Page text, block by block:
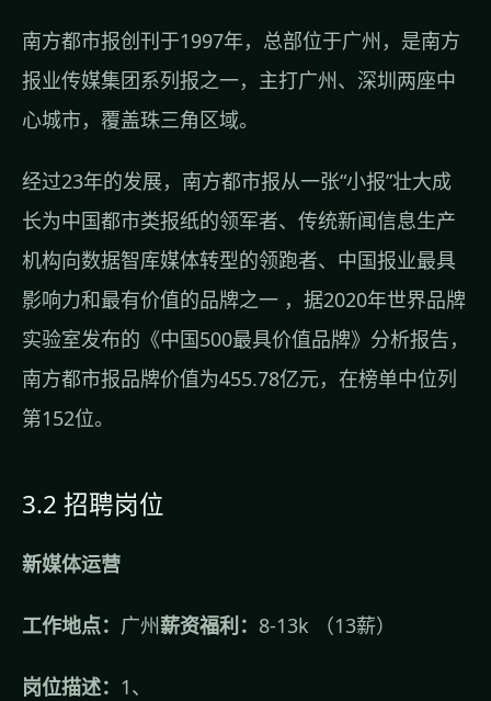
南方都市报创刊于1997年，总部位于广州，是南方
报业传媒集团系列报之一，主打广州、深圳两座中
心城市，覆盖珠三角区域。
经过23年的发展，南方都市报从一张“小报”壮大成
长为中国都市类报纸的领军者、传统新闻信息生产
机构向数据智库媒体转型的领跑者、中国报业最具
影响力和最有价值的品牌之一 ，据2020年世界品牌
实验室发布的《中国500最具价值品牌》分析报告，
南方都市报品牌价值为455.78亿元，在榜单中位列
第152位。
3.2 招聘岗位
新媒体运营
工作地点： 广州薪资福利： 8-13k （13薪）
岗位描述： 1、